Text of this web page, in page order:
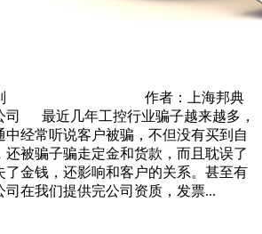
识别 作者：上海邦典
司 最近几年工控行业骗子越来越多，
中经常听说客户被骗，不但没有买到自
还被骗子骗走定金和货款，而且耽误了
了金钱，还影响和客户的关系。甚至有
司在我们提供完公司资质，发票...